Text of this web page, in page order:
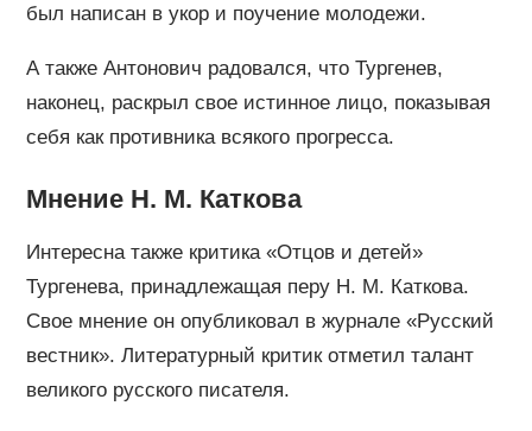
был написан в укор и поучение молодежи.
А также Антонович радовался, что Тургенев,
наконец, раскрыл свое истинное лицо, показывая
себя как противника всякого прогресса.
Мнение Н. М. Каткова
Интересна также критика «Отцов и детей»
Тургенева, принадлежащая перу Н. М. Каткова.
Свое мнение он опубликовал в журнале «Русский
вестник». Литературный критик отметил талант
великого русского писателя.